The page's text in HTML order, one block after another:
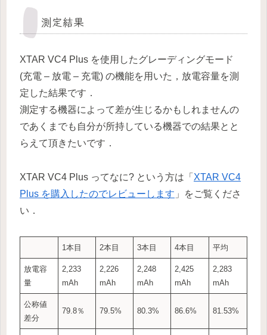
測定結果
XTAR VC4 Plus を使用したグレーディングモード
(充電 – 放電 – 充電) の機能を用いた，放電容量を測
定した結果です．
測定する機器によって差が生じるかもしれませんの
であくまでも自分が所持している機器での結果とと
らえて頂きたいです．
XTAR VC4 Plus ってなに? という方は「 XTAR VC4
Plus を購入したのでレビューします 」をご覧くださ
い．
1本目 2本目 3本目 4本目 平均
放電容
量
2,233
mAh
2,226
mAh
2,248
mAh
2,425
mAh
2,283
mAh
公称値
差分
79.8％ 79.5% 80.3% 86.6% 81.53%